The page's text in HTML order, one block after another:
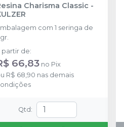
Charisma Classic-
com 1 seringa de
partir de:
66,83 no Pix
R$ 68,90 nas demais
Qtd :